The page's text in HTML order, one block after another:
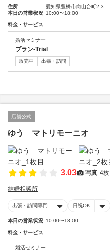
住所
愛知県豊橋市向山台町2-3
本日の営業状況 10:00〜18:00
料金・サービス
婚活セミナー
プラン-Trial
販売中 出張・訪問
店舗公式
ゆう マトリモーニオ
3.03 写真 4枚
結婚相談所
出張・訪問専門 日祝OK
本日の営業状況 10:00〜18:00
料金・サービス
婚活セミナー